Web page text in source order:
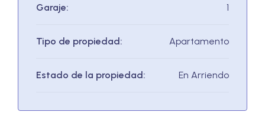
Garaje: 1
Tipo de propiedad: Apartamento
Estado de la propiedad: En Arriendo